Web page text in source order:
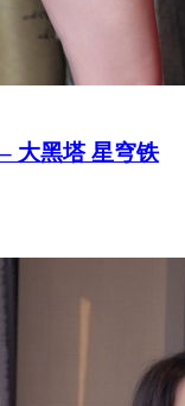
大黑塔 星穹铁